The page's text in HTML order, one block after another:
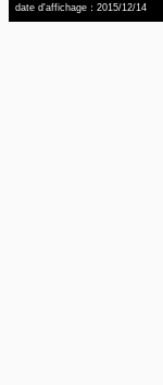
date d'affichage：2015/12/14